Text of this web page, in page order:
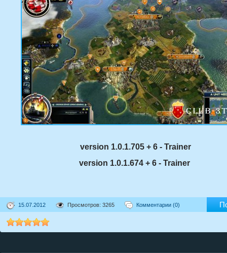
version 1.0.1.705 + 6 - Trainer
version 1.0.1.674 + 6 - Trainer
15.07.2012 Просмотров: 3265 Комментарии (0)